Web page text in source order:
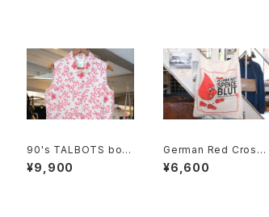
90's TALBOTS bota
nical scroll printed I
rish linen sleeveles
¥9,900
German Red Cross
cotton promotional
shoulder Bag
¥6,600